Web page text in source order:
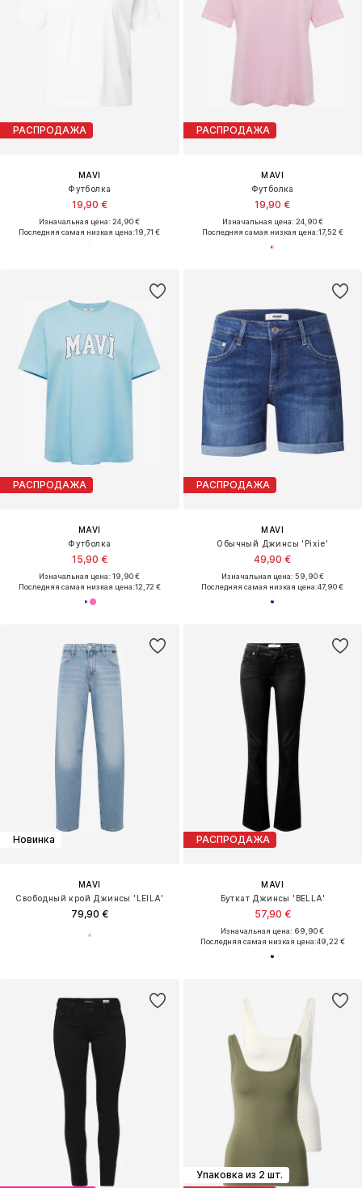
РАСПРОДАЖА
MAVI
Футболка
19,90 €
Изначальная цена: 24,90 €
Последняя самая низкая цена:19,71 €
РАСПРОДАЖА
MAVI
Футболка
19,90 €
Изначальная цена: 24,90 €
Последняя самая низкая цена:17,52 €
РАСПРОДАЖА
MAVI
Футболка
15,90 €
Изначальная цена: 19,90 €
Последняя самая низкая цена:12,72 €
РАСПРОДАЖА
MAVI
Обычный Джинсы 'Pixie'
49,90 €
Изначальная цена: 59,90 €
Последняя самая низкая цена:47,90 €
Новинка
MAVI
Свободный крой Джинсы 'LEILA'
79,90 €
РАСПРОДАЖА
MAVI
Буткат Джинсы 'BELLA'
57,90 €
Изначальная цена: 69,90 €
Последняя самая низкая цена:49,22 €
Упаковка из 2 шт.